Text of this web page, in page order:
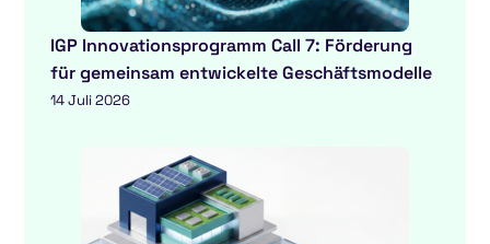
IGP Innovationsprogramm Call 7: Förderung
für gemeinsam entwickelte Geschäftsmodelle
14 Juli 2026